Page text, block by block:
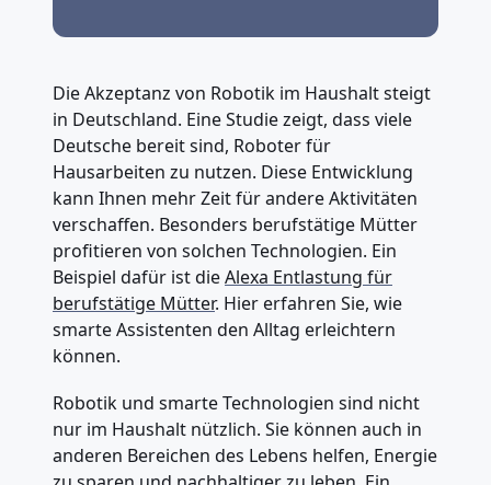
Die Akzeptanz von Robotik im Haushalt steigt
in Deutschland. Eine Studie zeigt, dass viele
Deutsche bereit sind, Roboter für
Hausarbeiten zu nutzen. Diese Entwicklung
kann Ihnen mehr Zeit für andere Aktivitäten
verschaffen. Besonders berufstätige Mütter
profitieren von solchen Technologien. Ein
Beispiel dafür ist dieAlexa Entlastung für
berufstätige Mütter. Hier erfahren Sie, wie
smarte Assistenten den Alltag erleichtern
können.
Robotik und smarte Technologien sind nicht
nur im Haushalt nützlich. Sie können auch in
anderen Bereichen des Lebens helfen, Energie